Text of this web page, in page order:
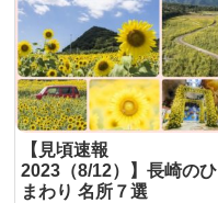
【見頃速報
2023（8/12）】長崎のひ
まわり 名所７選